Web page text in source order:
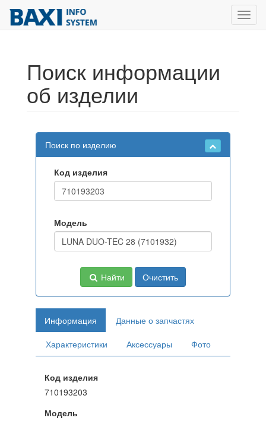
Поиск информации
об изделии
Поиск по изделию
Код изделия
Модель
Найти Очистить
Информация
Данные о запчастях
Характеристики
Аксессуары Фото
Код изделия
710193203
Модель